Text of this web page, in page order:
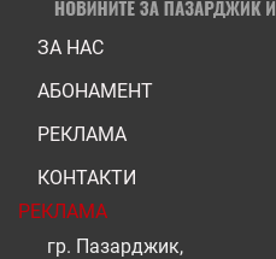
ЗА НАС
АБОНАМЕНТ
РЕКЛАМА
КОНТАКТИ
РЕКЛАМА
гр. Пазарджик,